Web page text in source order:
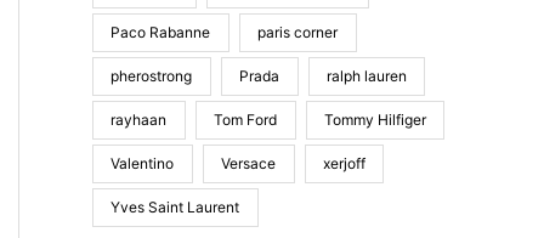
Paco Rabanne paris corner
pherostrong Prada ralph lauren
rayhaan Tom Ford Tommy Hilfiger
Valentino Versace xerjoff
Yves Saint Laurent